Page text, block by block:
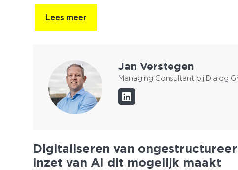
Lees meer
Jan Verstegen
Managing Consultant bij Dialog
Digitaliseren van
inzet van AI dit mogelijk maakt